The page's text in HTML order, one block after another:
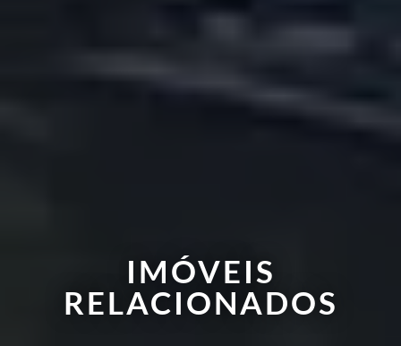
IMÓVEIS
RELACIONADOS